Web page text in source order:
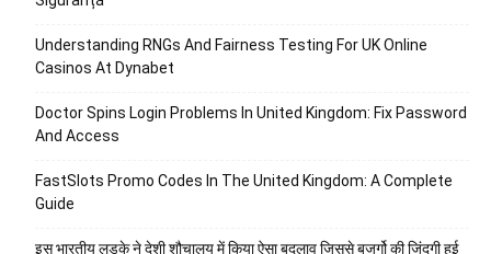
Understanding RNGs And Fairness Testing For UK Online
Casinos At Dynabet
Doctor Spins Login Problems In United Kingdom: Fix Password
And Access
FastSlots Promo Codes In The United Kingdom: A Complete
Guide
इस भारतीय लड़के ने देशी शौचालय में किया ऐसा बदलाव जिससे बुजुर्गो की जिंदगी हुई